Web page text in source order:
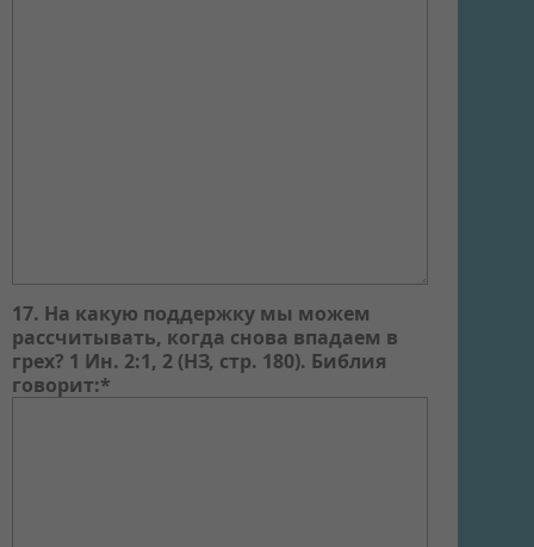
17. На какую поддержку мы можем
рассчитывать, когда снова впадаем в
грех? 1 Ин. 2:1, 2 (НЗ, стр. 180). Библия
говорит:*